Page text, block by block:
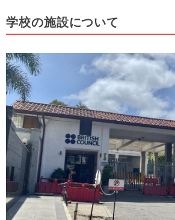
学校の施設について